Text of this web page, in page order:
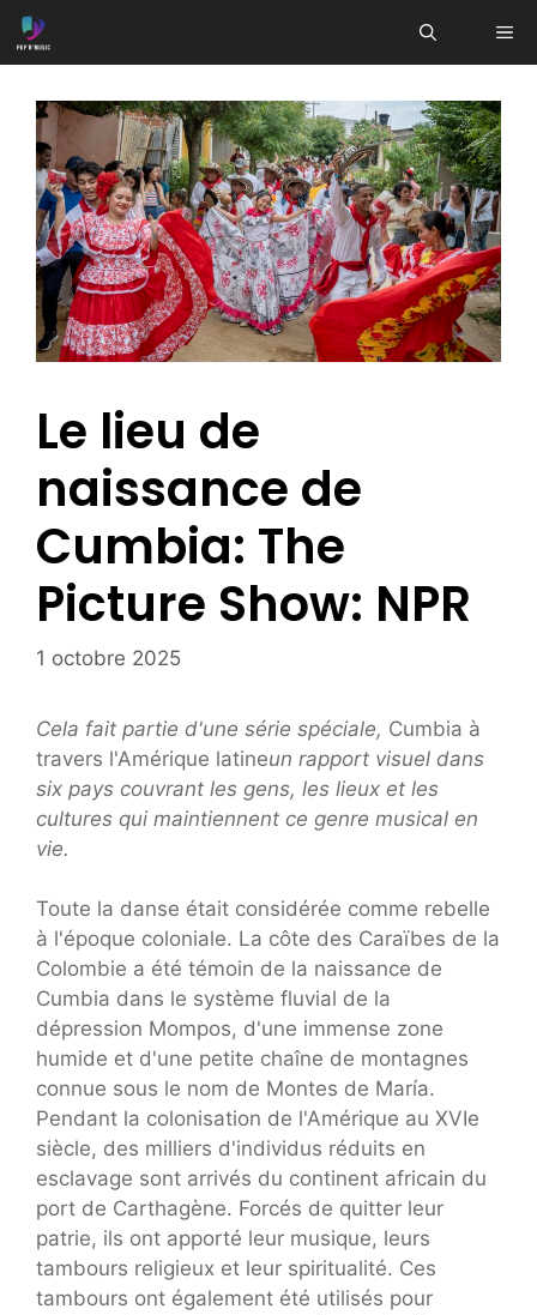
Aller
au
Le lieu de
naissance de
Cumbia: The
Picture Show: NPR
1 octobre 2025
Cela fait partie d'une série spéciale, Cumbia à
travers l'Amérique latineun rapport visuel dans
six pays couvrant les gens, les lieux et les
cultures qui maintiennent ce genre musical en
vie.
Toute la danse était considérée comme rebelle
à l'époque coloniale. La côte des Caraïbes de la
Colombie a été témoin de la naissance de
Cumbia dans le système fluvial de la
dépression Mompos, d'une immense zone
humide et d'une petite chaîne de montagnes
connue sous le nom de Montes de María.
Pendant la colonisation de l'Amérique au XVIe
siècle, des milliers d'individus réduits en
esclavage sont arrivés du continent africain du
port de Carthagène. Forcés de quitter leur
patrie, ils ont apporté leur musique, leurs
tambours religieux et leur spiritualité. Ces
tambours ont également été utilisés pour